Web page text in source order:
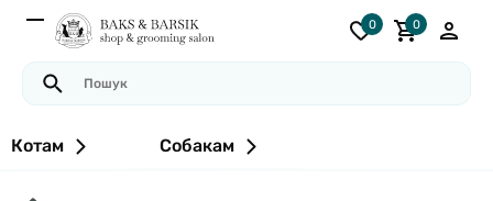
0 0
Котам Собакам